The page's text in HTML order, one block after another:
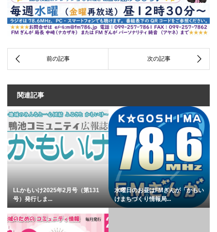
関連記事
LLかもいけ2025年2月号（第131
号）発行しま...
水曜日のお昼はFMぎんが「かもい
けまちづくり情報局...